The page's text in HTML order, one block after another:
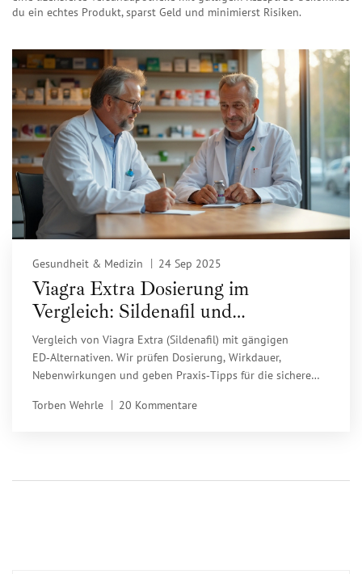
du ein echtes Produkt, sparst Geld und minimierst Risiken.
Gesundheit & Medizin 24 Sep 2025
Viagra Extra Dosierung im
Vergleich: Sildenafil und
Alternativen im Überblick
Vergleich von Viagra Extra (Sildenafil) mit gängigen
ED‑Alternativen. Wir prüfen Dosierung, Wirkdauer,
Nebenwirkungen und geben Praxis‑Tipps für die sichere
Torben Wehrle
20 Kommentare